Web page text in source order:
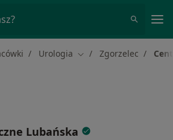
Urologia Zmień miasto
Zgorzelec
Lubańska